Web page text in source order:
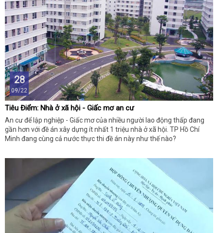
28
09/22
Tiêu Điểm: Nhà ở xã hội - Giấc mơ an cư
An cư để lập nghiệp - Giấc mơ của nhiều người lao động thấp đang
gần hơn với đề án xây dựng ít nhất 1 triệu nhà ở xã hội. TP Hồ Chí
Minh đang cùng cả nước thực thi đề án này như thế nào?